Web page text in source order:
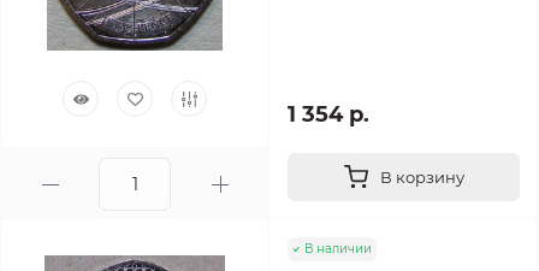
1 354 р.
В корзину
В наличии